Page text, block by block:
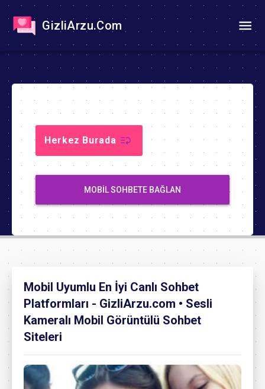
GizliArzu.Com
Herkez Burada
MOBIL SOHBETE BAĞLAN
Mobil Uyumlu En İyi Canlı Sohbet
Platformları - GizliArzu.com • Sesli
Kameralı Mobil Görüntülü Sohbet
Siteleri